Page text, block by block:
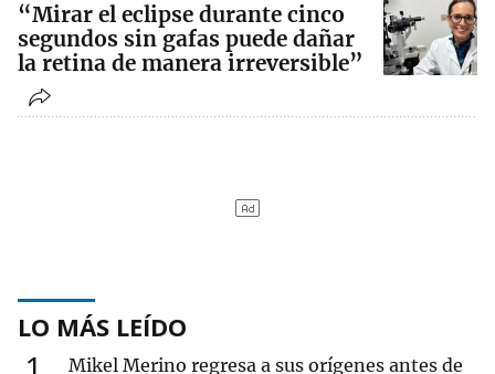
“Mirar el eclipse durante cinco
segundos sin gafas puede dañar
la retina de manera irreversible”
LO MÁS LEÍDO
Mikel Merino regresa a sus orígenes antes de